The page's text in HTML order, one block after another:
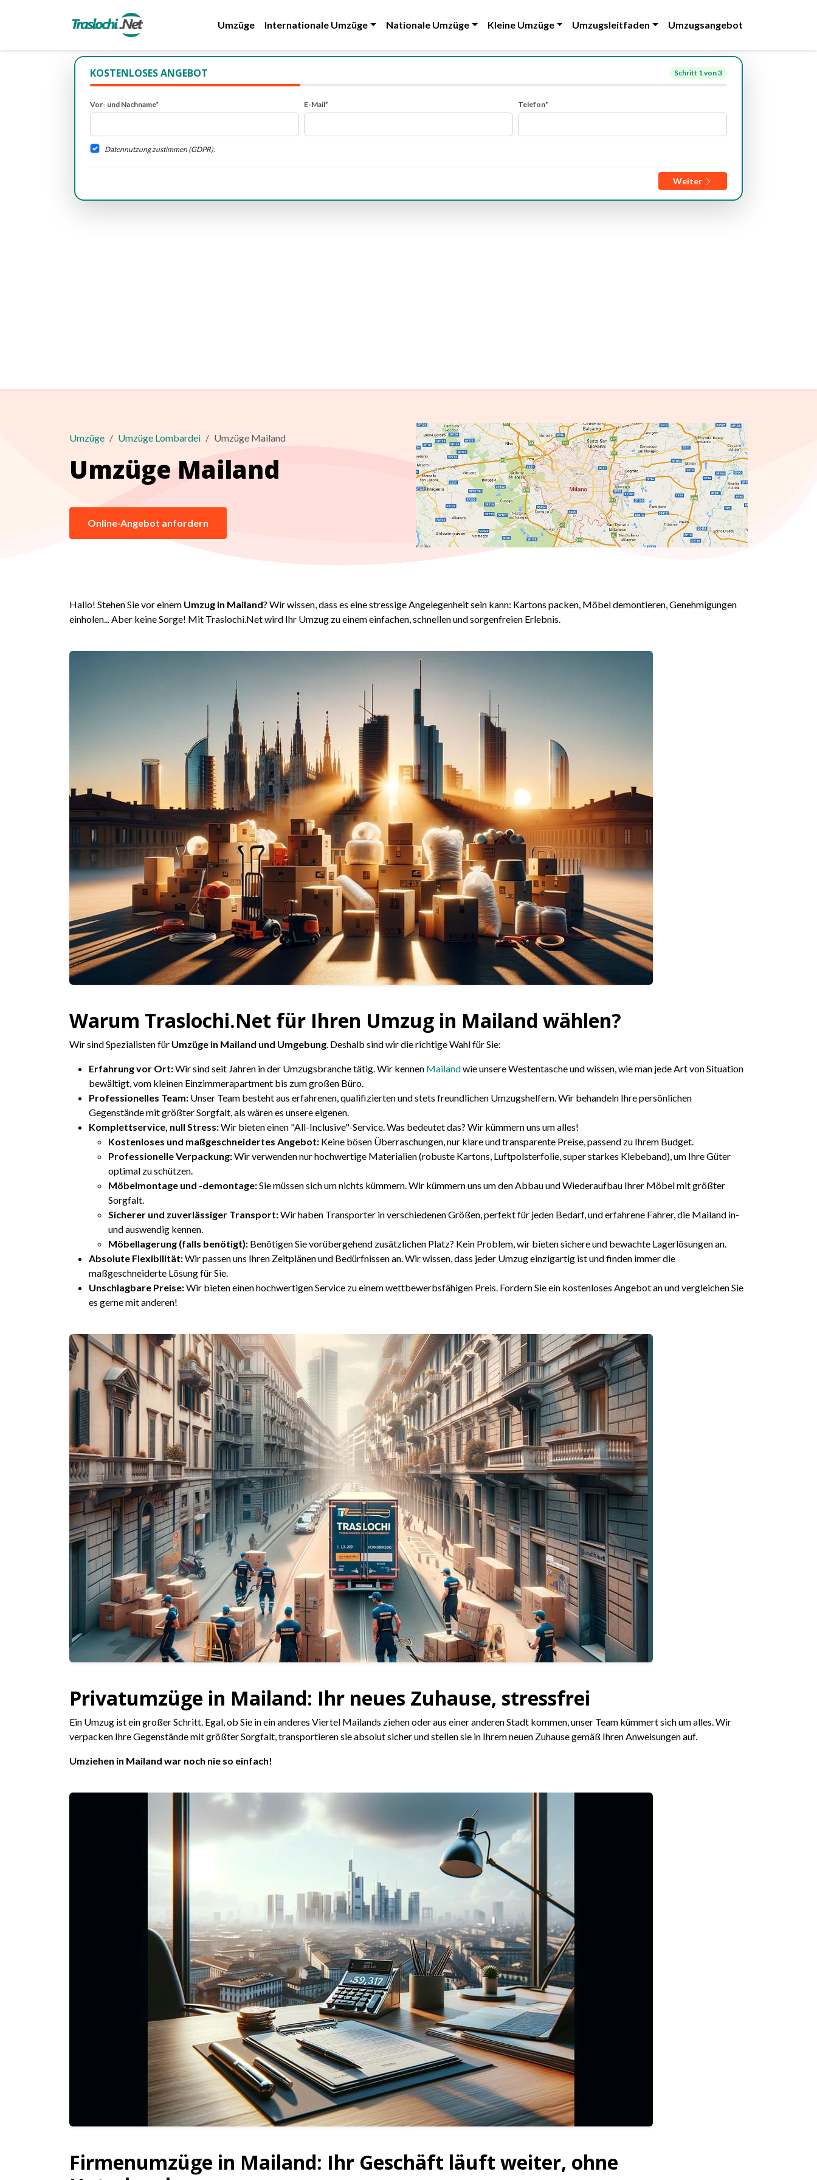
Umzüge Internationale Umzüge Nationale Umzüge Kleine Umzüge Umzugsleitfaden Umzugsangebot
KOSTENLOSES ANGEBOT Schritt 1von 3
Vor- und Nachname* E-Mail* Telefon*
Datennutzung zustimmen (GDPR).
Weiter
Umzüge Umzüge Lombardei Umzüge Mailand
Umzüge Mailand
Online-Angebot anfordern
Hallo! Stehen Sie vor einem Umzug in Mailand? Wir wissen, dass es eine stressige Angelegenheit sein kann: Kartons packen, Möbel demontieren, Genehmigungen
einholen... Aber keine Sorge! Mit Traslochi.Net wird Ihr Umzug zu einem einfachen, schnellen und sorgenfreien Erlebnis.
Warum Traslochi.Net für Ihren Umzug in Mailand wählen?
Wir sind Spezialisten für Umzüge in Mailand und Umgebung. Deshalb sind wir die richtige Wahl für Sie:
Erfahrung vor Ort:Wir sind seit Jahren in der Umzugsbranche tätig. Wir kennen Mailandwie unsere Westentasche und wissen, wie man jede Art von Situation
bewältigt, vom kleinen Einzimmerapartment bis zum großen Büro.
Professionelles Team: Unser Team besteht aus erfahrenen, qualifizierten und stets freundlichen Umzugshelfern. Wir behandeln Ihre persönlichen
Gegenstände mit größter Sorgfalt, als wären es unsere eigenen.
Komplettservice, null Stress:Wir bieten einen "All-Inclusive"-Service. Was bedeutet das? Wir kümmern uns um alles!
Kostenloses und maßgeschneidertes Angebot: Keine bösen Überraschungen, nur klare und transparente Preise, passend zu Ihrem Budget.
Professionelle Verpackung:Wir verwenden nur hochwertige Materialien (robuste Kartons, Luftpolsterfolie, super starkes Klebeband), um Ihre Güter
optimal zu schützen.
Möbelmontage und -demontage:Sie müssen sich um nichts kümmern. Wir kümmern uns um den Abbau und Wiederaufbau Ihrer Möbel mit größter
Sorgfalt.
Sicherer und zuverlässiger Transport:Wir haben Transporter in verschiedenen Größen, perfekt für jeden Bedarf, und erfahrene Fahrer, die Mailand in-
und auswendig kennen.
Möbellagerung (falls benötigt): Benötigen Sie vorübergehend zusätzlichen Platz? Kein Problem, wir bieten sichere und bewachte Lagerlösungen an.
Absolute Flexibilität:Wir passen uns Ihren Zeitplänen und Bedürfnissen an. Wir wissen, dass jeder Umzug einzigartig ist und finden immer die
maßgeschneiderte Lösung für Sie.
Unschlagbare Preise:Wir bieten einen hochwertigen Service zu einem wettbewerbsfähigen Preis. Fordern Sie ein kostenloses Angebot an und vergleichen Sie
es gerne mit anderen!
Privatumzüge in Mailand: Ihr neues Zuhause, stressfrei
Ein Umzug ist ein großer Schritt. Egal, ob Sie in ein anderes Viertel Mailands ziehen oder aus einer anderen Stadt kommen, unser Team kümmert sich um alles. Wir
verpacken Ihre Gegenstände mit größter Sorgfalt, transportieren sie absolut sicher und stellen sie in Ihrem neuen Zuhause gemäß Ihren Anweisungen auf.
Umziehen in Mailand war noch nie so einfach!
Firmenumzüge in Mailand: Ihr Geschäft läuft weiter, ohne